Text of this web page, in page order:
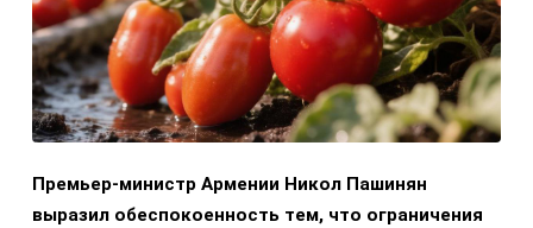
Премьер-министр Армении Никол Пашинян
выразил обеспокоенность тем, что ограничения